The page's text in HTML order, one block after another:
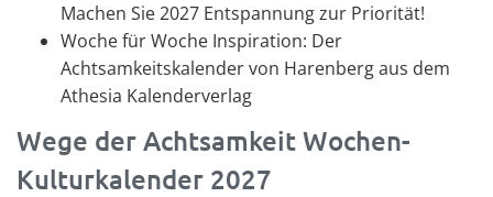
Machen Sie 2027 Entspannung zur Priorität!
Woche für Woche Inspiration: Der
Achtsamkeitskalender von Harenberg aus dem
Athesia Kalenderverlag
Wege der Achtsamkeit Wochen-
Kulturkalender 2027